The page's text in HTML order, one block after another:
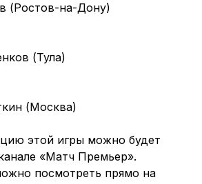
(Ростов-на-Дону)
(Тула)
(Москва)
этой игры можно будет
«Матч Премьер».
посмотреть прямо на